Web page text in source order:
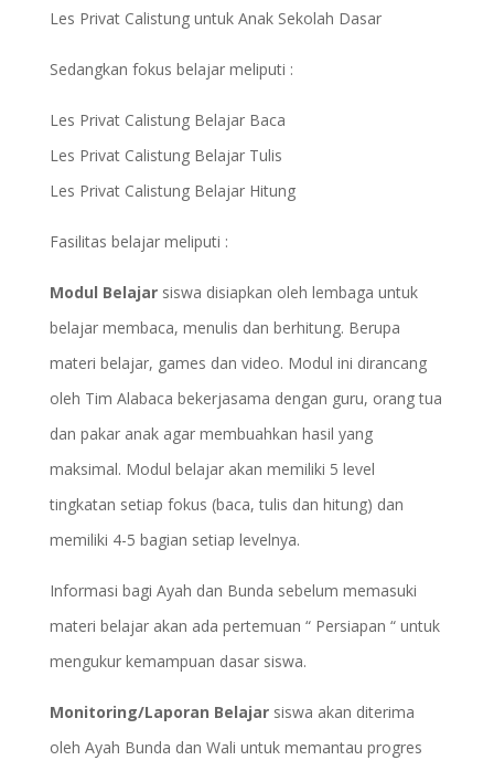
Les Privat Calistung untuk Anak Sekolah Dasar
Sedangkan fokus belajar meliputi :
Les Privat Calistung Belajar Baca
Les Privat Calistung Belajar Tulis
Les Privat Calistung Belajar Hitung
Fasilitas belajar meliputi :
Modul Belajarsiswa disiapkan oleh lembaga untuk
belajar membaca, menulis dan berhitung. Berupa
materi belajar, games dan video. Modul ini dirancang
oleh Tim Alabaca bekerjasama dengan guru, orang tua
dan pakar anak agar membuahkan hasil yang
maksimal. Modul belajar akan memiliki 5 level
tingkatan setiap fokus (baca, tulis dan hitung) dan
memiliki 4-5 bagian setiap levelnya.
Informasi bagi Ayah dan Bunda sebelum memasuki
materi belajar akan ada pertemuan “ Persiapan “ untuk
mengukur kemampuan dasar siswa.
Monitoring/Laporan Belajarsiswa akan diterima
oleh Ayah Bunda dan Wali untuk memantau progres